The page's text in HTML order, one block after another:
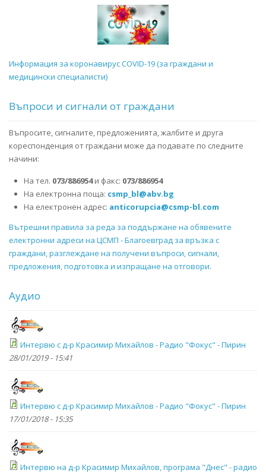
Информация за коронавирус COVID-19 (за граждани и
медицински специалисти)
Въпроси и сигнали от граждани
Въпросите, сигналите, предложенията, жалбите и друга
кореспонденция от граждани може да подавате по следните
начини:
На тел. 073/886954и факс: 073/886954
На електронна поща: csmp_bl@abv.bg
На електронен адрес: anticorupcia@csmp-bl.com
Вътрешни правила за реда за поддържане на обявените
електронни адреси на ЦСМП - Благоевград за връзка с
граждани, разглеждане на получени въпроси, сигнали,
предложения, подготовка и изпращане на отговори.
Аудио
Интервю с д-р Красимир Михайлов - Радио "Фокус" - Пирин
28/01/2019 - 15:41
Интервю с д-р Красимир Михайлов - Радио "Фокус" - Пирин
17/01/2018 - 15:35
Интервю на д-р Красимир Михайлов, програма "Днес" - радио